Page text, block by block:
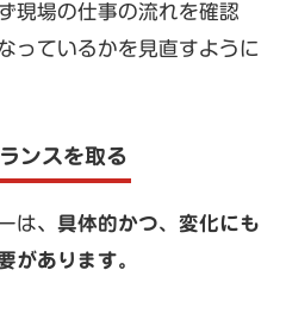
現場の仕事の流れを確認
っているかを見直すように
ンスを取る
は、 具体的かつ、変化にも
があります。